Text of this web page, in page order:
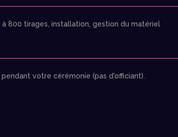
800 tirages, installation, gestion du matériel
votre cérémonie (pas d'officiant).